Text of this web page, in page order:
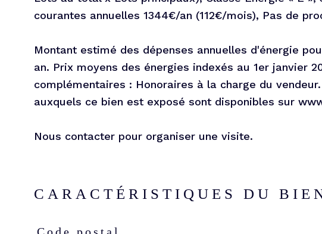
courantes annuelles 1344€/an (112€/mois), Pas de
Montant estimé des dépenses annuelles d'énergie
an. Prix moyens des énergies indexés au 1er janvier
complémentaires : Honoraires à la charge du
auxquels ce bien est exposé sont disponibles sur
Nous contacter pour organiser une visite.
CARACTÉRISTIQUES DU